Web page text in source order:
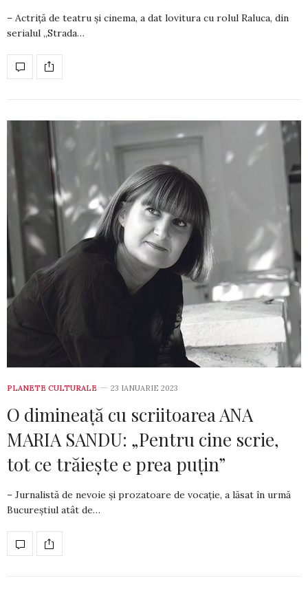
– Actriță de teatru și cinema, a dat lovitura cu rolul Ra­lu­ca, din
serialul „Strada…
PLANETE CULTURALE 23 IANUARIE 2023
O dimineață cu scriitoarea ANA
MARIA SANDU: „Pentru cine scrie,
tot ce trăiește e prea puțin”
– Jurnalistă de nevoie și prozatoare de vocație, a lăsat în urmă
Bucu­reștiul atât de…